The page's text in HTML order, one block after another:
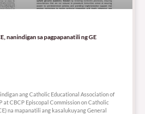
nanindigan sa pagpapanatili ng GE
ang Catholic Educational Association of
at CBCP Episcopal Commission on Catholic
na mapanatili ang kasalukuyang General